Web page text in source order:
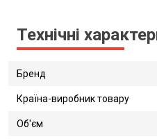
Технічні
Бренд
Країна-виробник товару
Об'єм